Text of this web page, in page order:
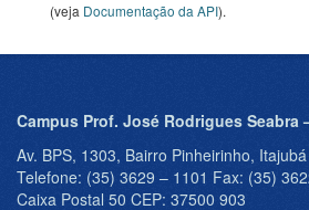
(veja Documentação da API).
Campus Prof. José Rodrigues Seabra
Av. BPS, 1303, Bairro Pinheirinho,
Telefone: (35) 3629 – 1101 Fax: (35)
Caixa Postal 50 CEP: 37500 903